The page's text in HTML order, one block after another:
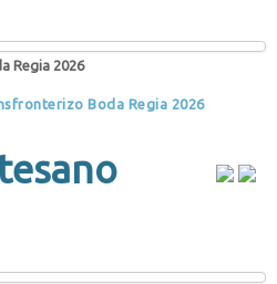
Regia 2026
Boda Regia 2026